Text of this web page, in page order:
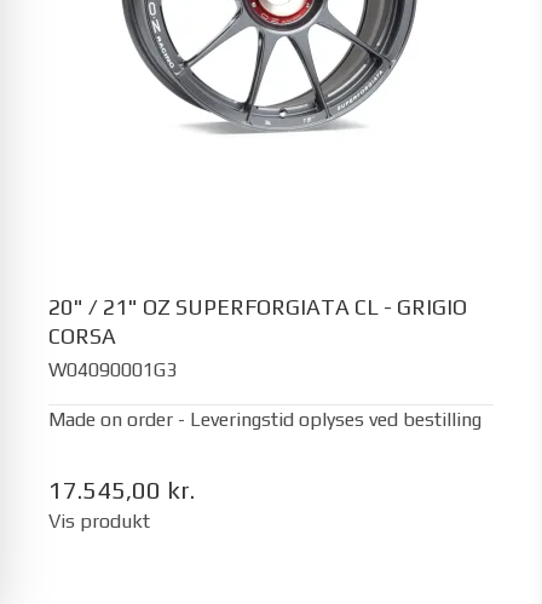
20" / 21" OZ SUPERFORGIATA CL - GRIGIO
CORSA
W04090001G3
Made on order - Leveringstid oplyses ved bestilling
17.545,00 kr.
Vis produkt